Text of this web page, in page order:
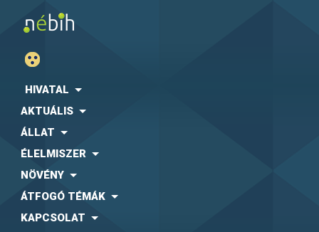
HIVATAL
AKTUÁLIS
ÁLLAT
ÉLELMISZER
NÖVÉNY
ÁTFOGÓ TÉMÁK
KAPCSOLAT